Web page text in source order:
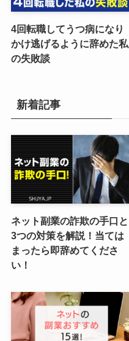
4回転職してうつ病になり
かけ逃げるように辞めた私
の失敗談
新着記事
ネット副業の詐欺の手口と
3つの対策を解説！当ては
まったら即辞めてくださ
い！